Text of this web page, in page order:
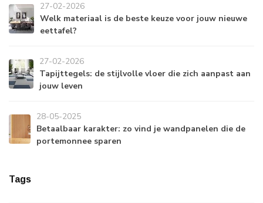
27-02-2026
Welk materiaal is de beste keuze voor jouw nieuwe
eettafel?
27-02-2026
Tapijttegels: de stijlvolle vloer die zich aanpast aan
jouw leven
28-05-2025
Betaalbaar karakter: zo vind je wandpanelen die de
portemonnee sparen
Tags